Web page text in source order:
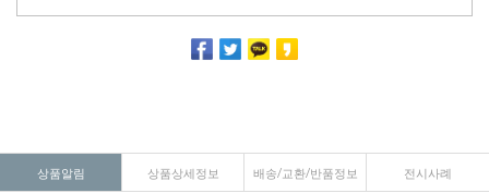
상품알림 상품상세정보 배송/교환/반품정보 전시사례